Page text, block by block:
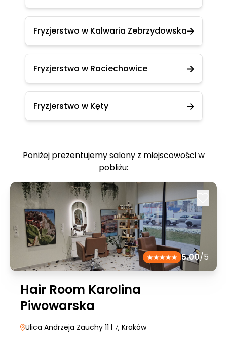
Fryzjerstwo w Kalwaria Zebrzydowska
Fryzjerstwo w Raciechowice
Fryzjerstwo w Kęty
Poniżej prezentujemy salony z miejscowości w
pobliżu:
5.00/5
Hair Room Karolina
Piwowarska
Ulica Andrzeja Zauchy 11 | 7, Kraków